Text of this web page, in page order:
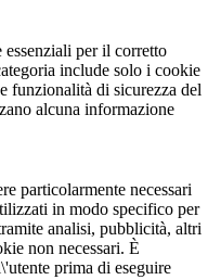
essenziali per il corretto
include solo i cookie
funzionalità di sicurezza del
alcuna informazione
particolarmente necessari
in modo specifico per
analisi, pubblicità, altri
non necessari. È
prima di eseguire